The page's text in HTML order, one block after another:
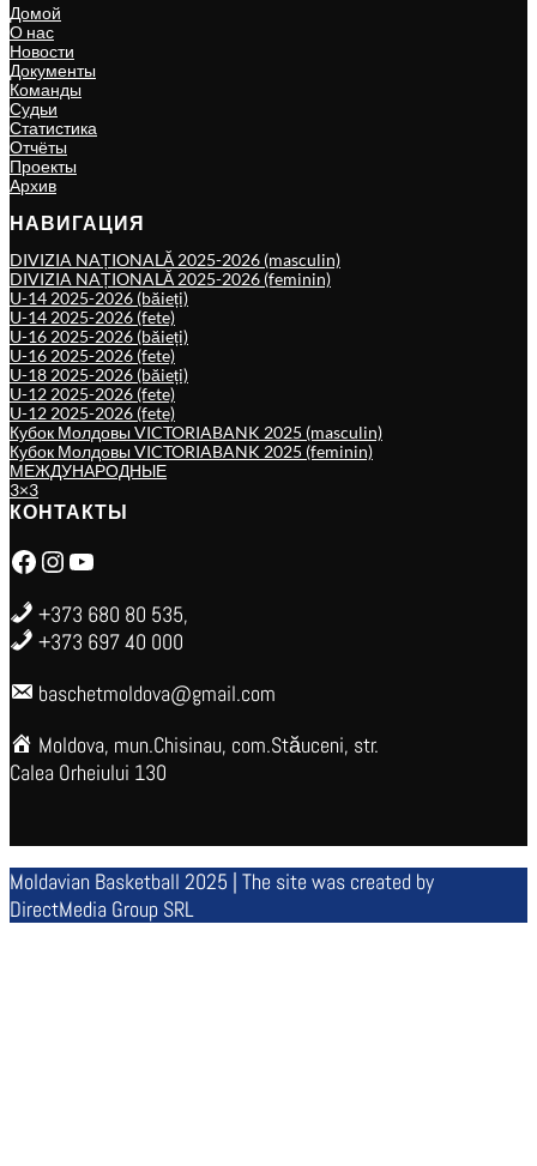
Домой
О нас
Новости
Документы
Команды
Судьи
Статистика
Отчёты
Проекты
Архив
НАВИГАЦИЯ
DIVIZIA NAȚIONALĂ 2025-2026 (masculin)
DIVIZIA NAȚIONALĂ 2025-2026 (feminin)
U-14 2025-2026 (băieți)
U-14 2025-2026 (fete)
U-16 2025-2026 (băieți)
U-16 2025-2026 (fete)
U-18 2025-2026 (băieți)
U-12 2025-2026 (fete)
U-12 2025-2026 (fete)
Кубок Молдовы VICTORIABANK 2025 (masculin)
Кубок Молдовы VICTORIABANK 2025 (feminin)
МЕЖДУНАРОДНЫЕ
3×3
КОНТАКТЫ
Facebook Instagram YouTube
+373 680 80 535,
+373 697 40 000
baschetmoldova@gmail.com
Moldova, mun.Chisinau, com.Stăuceni, str.
Calea Orheiului 130
Moldavian Basketball 2025 | The site was created by
DirectMedia Group SRL